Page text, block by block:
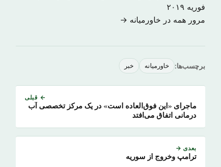
فوریه ۲۰۱۹
مرور همه در خاورمیانه →
برچسب‌ها: خاورمیانه خبر
← قبلی
ماجرای «این فوق‌العاده است» در یک مرکز تخصصی آب
درمانی اتفاق می‌افتد
بعدی →
ترامپ وخروج از سوریه